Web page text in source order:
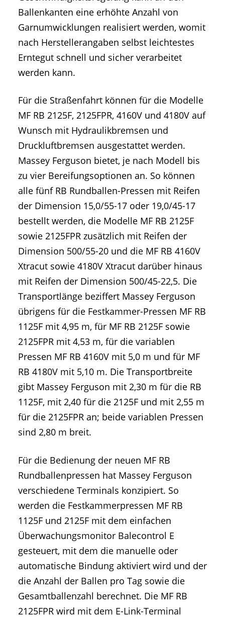
Ballenkanten eine erhöhte Anzahl von
Garnumwicklungen realisiert werden, womit
nach Herstellerangaben selbst leichtestes
Erntegut schnell und sicher verarbeitet
werden kann.
Für die Straßenfahrt können für die Modelle
MF RB 2125F, 2125FPR, 4160V und 4180V auf
Wunsch mit Hydraulikbremsen und
Druckluftbremsen ausgestattet werden.
Massey Ferguson bietet, je nach Modell bis
zu vier Bereifungsoptionen an. So können
alle fünf RB Rundballen-Pressen mit Reifen
der Dimension 15,0/55-17 oder 19,0/45-17
bestellt werden, die Modelle MF RB 2125F
sowie 2125FPR zusätzlich mit Reifen der
Dimension 500/55-20 und die MF RB 4160V
Xtracut sowie 4180V Xtracut darüber hinaus
mit Reifen der Dimension 500/45-22,5. Die
Transportlänge beziffert Massey Ferguson
übrigens für die Festkammer-Pressen MF RB
1125F mit 4,95 m, für MF RB 2125F sowie
2125FPR mit 4,53 m, für die variablen
Pressen MF RB 4160V mit 5,0 m und für MF
RB 4180V mit 5,10 m. Die Transportbreite
gibt Massey Ferguson mit 2,30 m für die RB
1125F, mit 2,40 für die 2125F und mit 2,55 m
für die 2125FPR an; beide variablen Pressen
sind 2,80 m breit.
Für die Bedienung der neuen MF RB
Rundballenpressen hat Massey Ferguson
verschiedene Terminals konzipiert. So
werden die Festkammerpressen MF RB
1125F und 2125F mit dem einfachen
Überwachungsmonitor Balecontrol E
gesteuert, mit dem die manuelle oder
automatische Bindung aktiviert wird und der
die Anzahl der Ballen pro Tag sowie die
Gesamtballenzahl berechnet. Die MF RB
2125FPR wird mit dem E-Link-Terminal